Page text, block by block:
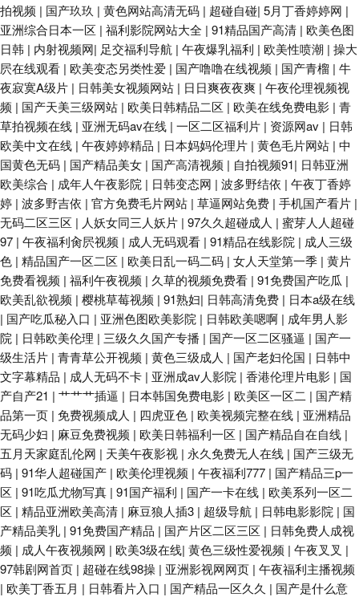
拍视频 | 国产玖玖 | 黄色网站高清无码 | 超碰自碰| 5月丁香婷婷网 |
亚洲综合日本一区 | 福利影院网站大全 | 91精品国产高清 | 欧美色图
日韩 | 内射视频网| 足交福利导航 | 午夜爆乳福利 | 欧美性喷潮 | 操大
屄在线观看 | 欧美变态另类性爱 | 国产噜噜在线视频 | 国产青榴 | 牛
夜寂寞A级片 | 日韩美女视频网站 | 日日爽夜夜爽 | 午夜伦理视频视
频 | 国产天美三级网站 | 欧美日韩精品二区 | 欧美在线免费电影 | 青
草拍视频在线 | 亚洲无码av在线 | 一区二区福利片 | 资源网av | 日韩
欧美中文在线 | 午夜婷婷精品 | 日本妈妈伦理片 | 黄色毛片网站 | 中
国黄色无码 | 国产精品美女 | 国产高清视频 | 自拍视频91| 日韩亚洲
欧美综合 | 成年人午夜影院 | 日韩变态网 | 波多野结依 | 午夜丁香婷
婷 | 波多野吉依 | 官方免费毛片网站 | 草逼网站免费 | 手机国产看片 |
无码二区三区 | 人妖女同三人妖片 | 97久久超碰成人 | 蜜芽人人超碰
97 | 午夜福利肏屄视频 | 成人无码观看 | 91精品在线影院 | 成人三级
色 | 精品国产一区二区 | 欧美日乱一码二码 | 女人天堂第一季 | 黄片
免费看视频 | 福利午夜视频 | 久草的视频免费看 | 91免费国产吃瓜 |
欧美乱欲视频 | 樱桃草莓视频 | 91熟妇| 日韩高清免费 | 日本a级在线
| 国产吃瓜秘入口 | 亚洲色图欧美影院 | 日韩欧美嗯啊 | 成年男人影
院 | 日韩欧美伦理 | 三级久久国产专播 | 国产一区二区骚逼 | 国产一
级生活片 | 青青草公开视频 | 黄色三级成人 | 国产老妇伦国 | 日韩中
文字幕精品 | 成人无码不卡 | 亚洲成av人影院 | 香港伦理片电影 | 国
产自产21 | 艹艹艹插逼 | 日本韩国免费电影 | 欧美区一区二 | 国产精
品第一页 | 免费视频成人 | 四虎亚色 | 欧美视频完整在线 | 亚洲精品
无码少妇 | 麻豆免费视频 | 欧美日韩福利一区 | 国产精品自在自线 |
五月天家庭乱伦网 | 天美午夜影视 | 永久免费无人在线 | 国产三级无
码 | 91华人超碰国产 | 欧美伦理视频 | 午夜福利777 | 国产精品三p一
区 | 91吃瓜尤物写真 | 91国产福利 | 国产一卡在线 | 欧美系列一区二
区 | 精品亚洲欧美高清 | 麻豆狼人插3 | 超级导航 | 日韩电影影院 | 国
产精品美乳 | 91免费国产精品 | 国产片区二区三区 | 日韩免费人成视
频 | 成人午夜视频网 | 欧美3级在线| 黄色三级性爱视频 | 午夜叉叉 |
97韩剧网首页 | 超碰在线98操 | 亚洲影视网网页 | 午夜福利主播视频
| 欧美丁香五月 | 日韩看片入口 | 国产精品一区久久 | 国产是什么意